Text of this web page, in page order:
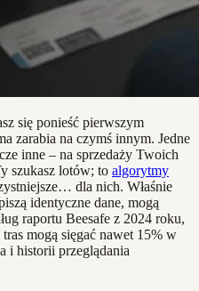
się ponieść pierwszym
zarabia na czymś innym. Jedne
inne – na sprzedaży Twoich
szukasz lotów; to algorytmy
dla nich. Właśnie
identyczne dane, mogą
raportu Beesafe z 2024 roku,
mogą sięgać nawet 15% w
i historii przeglądania